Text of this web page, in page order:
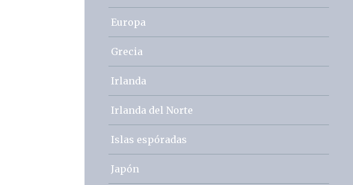
Europa
Grecia
Irlanda
Irlanda del Norte
Islas espóradas
Japón